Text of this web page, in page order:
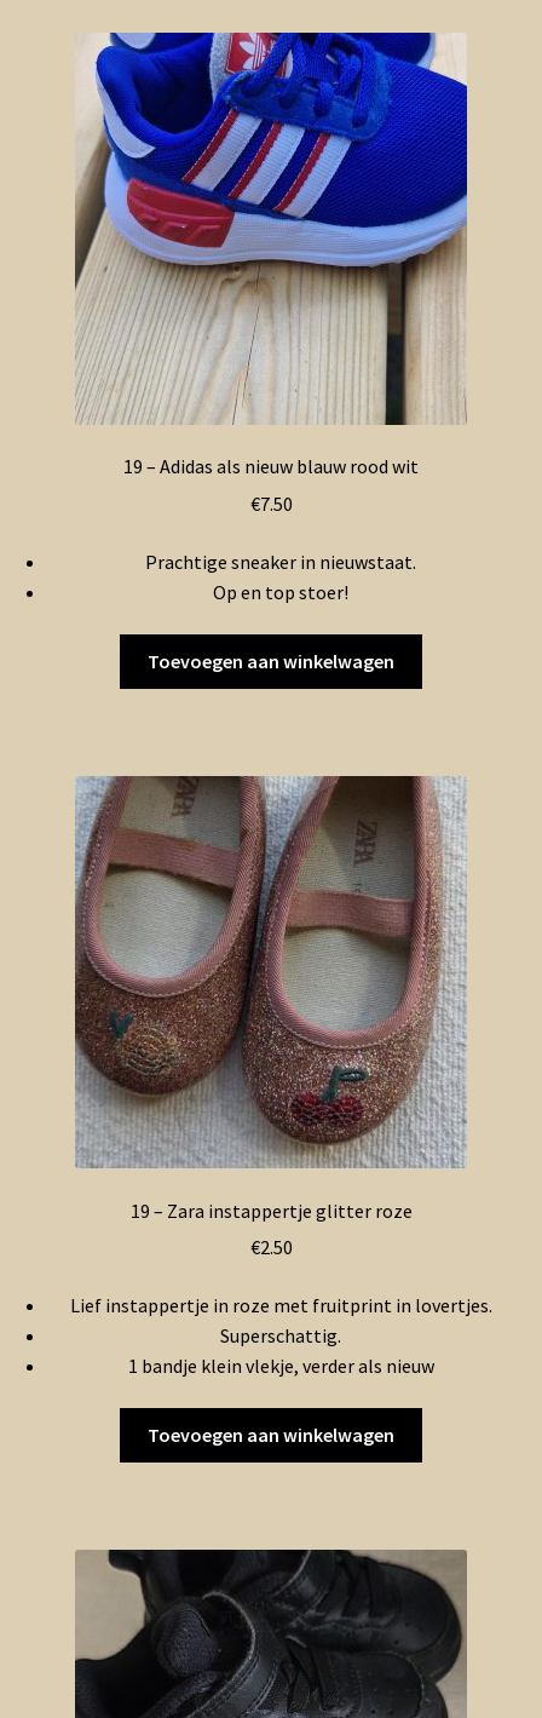
19 – Adidas als nieuw blauw rood wit
€7.50
Prachtige sneaker in nieuwstaat.
Op en top stoer!
Toevoegen aan winkelwagen
19 – Zara instappertje glitter roze
€2.50
Lief instappertje in roze met fruitprint in lovertjes.
Superschattig.
1 bandje klein vlekje, verder als nieuw
Toevoegen aan winkelwagen